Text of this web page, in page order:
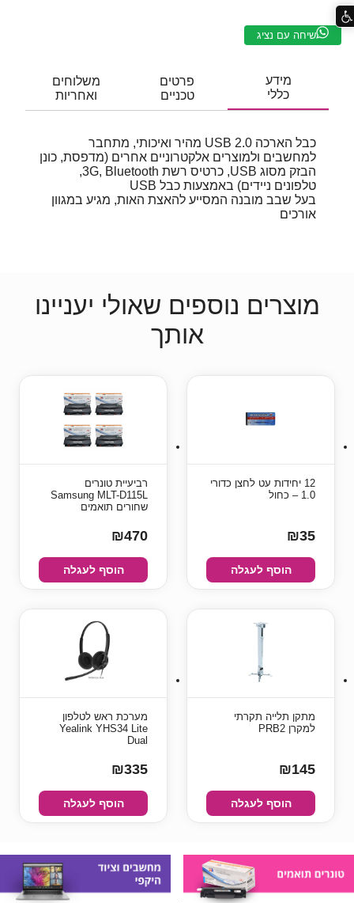
שיחה עם נציג
מידע
כללי
פרטים
טכניים
משלוחים
ואחריות
כבל הארכה USB 2.0 מהיר ואיכותי, מתחבר
למחשבים ולמוצרים אלקטרוניים אחרים (מדפסת, כונן
הבזק מסוג USB, כרטיס רשת 3G, Bluetooth,
טלפונים ניידים) באמצעות כבל USB
בעל שבב מובנה המסייע להאצת האות, מגיע במגוון
אורכים
מוצרים נוספים שאולי יעניינו
אותך
12 יחידות עט לחצן כדורי
1.0 – כחול
₪35
הוסף לעגלה
רביעיית טונרים
Samsung MLT-D115L
שחורים תואמים
₪470
הוסף לעגלה
מתקן תלייה תקרתי
למקרן PRB2
₪145
הוסף לעגלה
מערכת ראש לטלפון
Yealink YHS34 Lite
Dual
₪335
הוסף לעגלה